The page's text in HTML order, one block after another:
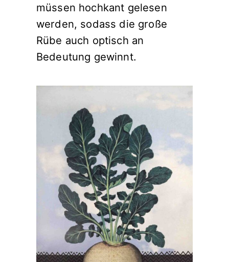
müssen hochkant gelesen
werden, sodass die große
Rübe auch optisch an
Bedeutung gewinnt.